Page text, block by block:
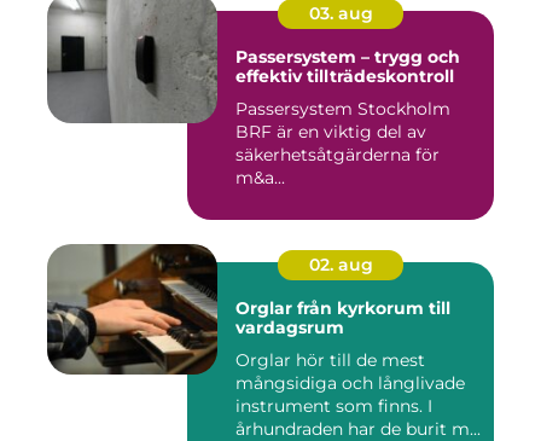
03. aug
Passersystem – trygg och
effektiv tillträdeskontroll
Passersystem Stockholm
BRF är en viktig del av
säkerhetsåtgärderna för
m&a...
02. aug
Orglar från kyrkorum till
vardagsrum
Orglar hör till de mest
mångsidiga och långlivade
instrument som finns. I
århundraden har de burit m...